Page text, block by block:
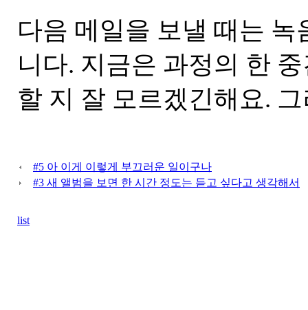
다음 메일을 보낼 때는
니다. 지금은 과정의 한
할 지 잘 모르겠긴해요.
#5 아 이게 이렇게 부끄러운 일이구나
#3 새 앨범을 보면 한 시간 정도는 듣고 싶다고 생각해서
list